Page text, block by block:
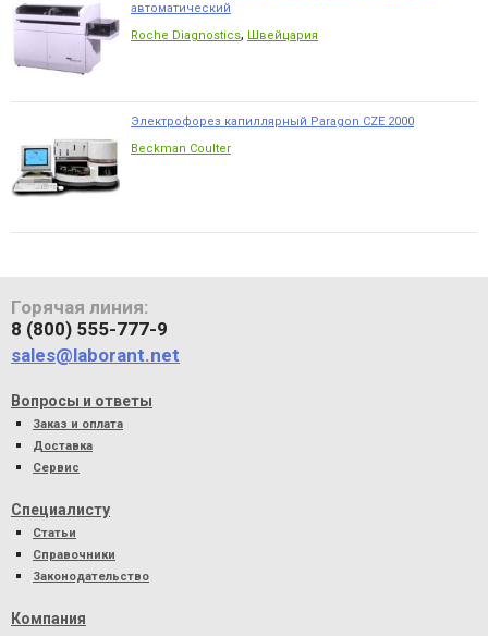
автоматический
Roche Diagnostics, Швейцария
Электрофорез капиллярный Paragon CZE 2000
Beckman Coulter
Горячая линия:
8 (800) 555-777-9
sales@laborant.net
Вопросы и ответы
Заказ и оплата
Доставка
Сервис
Специалисту
Статьи
Справочники
Законодательство
Компания